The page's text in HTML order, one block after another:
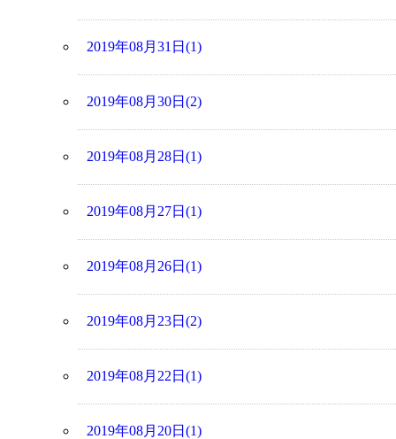
2019年08月31日(1)
2019年08月30日(2)
2019年08月28日(1)
2019年08月27日(1)
2019年08月26日(1)
2019年08月23日(2)
2019年08月22日(1)
2019年08月20日(1)